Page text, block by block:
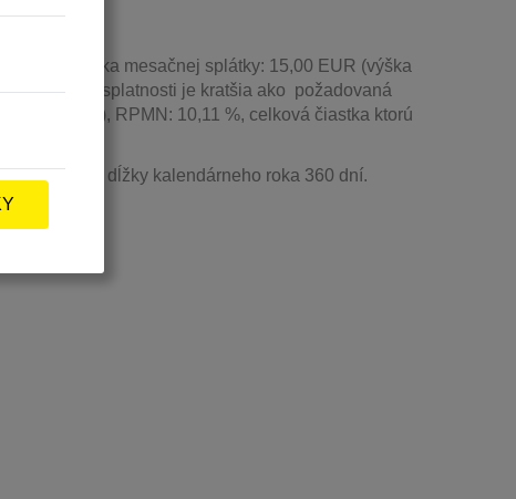
EUR, výška mesačnej splátky: 15,00 EUR (výška
(lehota splatnosti je kratšia ako požadovaná
p. a. (fixná), RPMN: 10,11 %, celková čiastka ktorú
dĺžky kalendárneho roka 360 dní.